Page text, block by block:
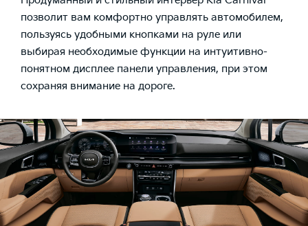
позволит вам комфортно управлять автомобилем,
пользуясь удобными кнопками на руле или
выбирая необходимые функции на интуитивно-
понятном дисплее панели управления, при этом
сохраняя внимание на дороге.